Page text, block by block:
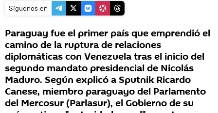
Síguenos en
Paraguay fue el primer país que emprendió el
camino de la ruptura de relaciones
diplomáticas con Venezuela tras el inicio del
segundo mandato presidencial de Nicolás
Maduro. Según explicó a Sputnik Ricardo
Canese, miembro paraguayo del Parlamento
del Mercosur (Parlasur), el Gobierno de su